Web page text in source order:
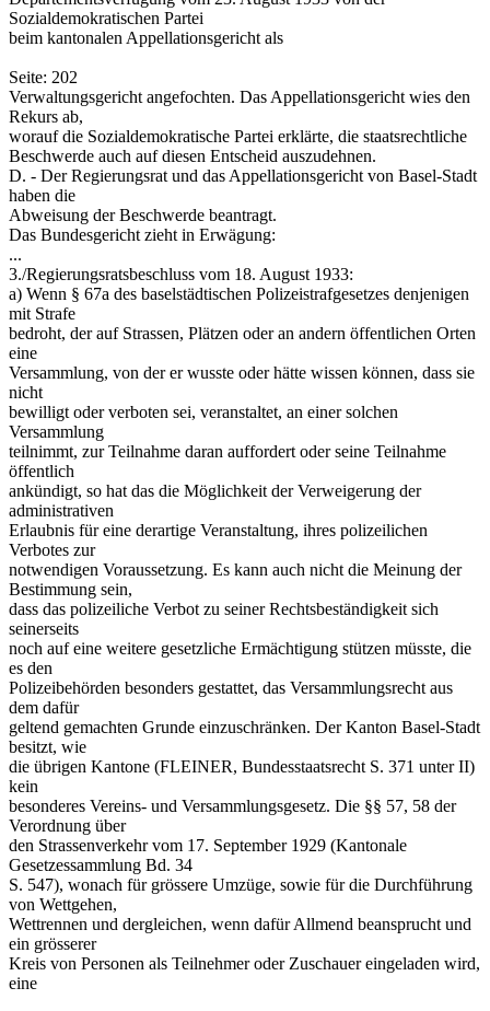
Sozialdemokratischen Partei
beim kantonalen Appellationsgericht als
Seite: 202
Verwaltungsgericht angefochten. Das Appellationsgericht wies den
Rekurs ab,
worauf die Sozialdemokratische Partei erklärte, die staatsrechtliche
Beschwerde auch auf diesen Entscheid auszudehnen.
D. - Der Regierungsrat und das Appellationsgericht von Basel-Stadt
haben die
Abweisung der Beschwerde beantragt.
Das Bundesgericht zieht in Erwägung:
...
3./Regierungsratsbeschluss vom 18. August 1933:
a) Wenn § 67a des baselstädtischen Polizeistrafgesetzes denjenigen
mit Strafe
bedroht, der auf Strassen, Plätzen oder an andern öffentlichen Orten
eine
Versammlung, von der er wusste oder hätte wissen können, dass sie
nicht
bewilligt oder verboten sei, veranstaltet, an einer solchen
Versammlung
teilnimmt, zur Teilnahme daran auffordert oder seine Teilnahme
öffentlich
ankündigt, so hat das die Möglichkeit der Verweigerung der
administrativen
Erlaubnis für eine derartige Veranstaltung, ihres polizeilichen
Verbotes zur
notwendigen Voraussetzung. Es kann auch nicht die Meinung der
Bestimmung sein,
dass das polizeiliche Verbot zu seiner Rechtsbeständigkeit sich
seinerseits
noch auf eine weitere gesetzliche Ermächtigung stützen müsste, die
es den
Polizeibehörden besonders gestattet, das Versammlungsrecht aus
dem dafür
geltend gemachten Grunde einzuschränken. Der Kanton Basel-Stadt
besitzt, wie
die übrigen Kantone (FLEINER, Bundesstaatsrecht S. 371 unter II)
kein
besonderes Vereins- und Versammlungsgesetz. Die §§ 57, 58 der
Verordnung über
den Strassenverkehr vom 17. September 1929 (Kantonale
Gesetzessammlung Bd. 34
S. 547), wonach für grössere Umzüge, sowie für die Durchführung
von Wettgehen,
Wettrennen und dergleichen, wenn dafür Allmend beansprucht und
ein grösserer
Kreis von Personen als Teilnehmer oder Zuschauer eingeladen wird,
eine